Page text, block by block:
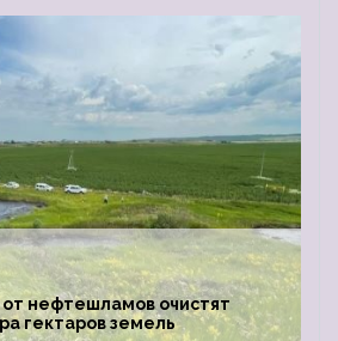
нефтешламов очистят
гектаров земель